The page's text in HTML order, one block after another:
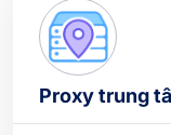
Proxy trung